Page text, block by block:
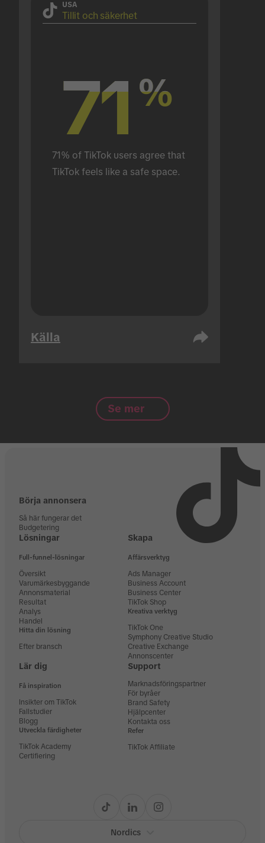
USA
Tillit och säkerhet
71 %
71 %
71% of TikTok users agree that
TikTok feels like a safe space.
Källa
Se mer
Börja annonsera
Så här fungerar det
Budgetering
Lösningar
Full-funnel-lösningar
Översikt
Varumärkesbyggande
Annonsmaterial
Resultat
Analys
Handel
Hitta din lösning
Efter bransch
Skapa
Affärsverktyg
Ads Manager
Business Account
Business Center
TikTok Shop
Kreativa verktyg
TikTok One
Symphony Creative Studio
Creative Exchange
Annonscenter
Lär dig
Få inspiration
Insikter om TikTok
Fallstudier
Blogg
Utveckla färdigheter
TikTok Academy
Certifiering
Support
Marknadsföringspartner
För byråer
Brand Safety
Hjälpcenter
Kontakta oss
Refer
TikTok Affiliate
Nordics